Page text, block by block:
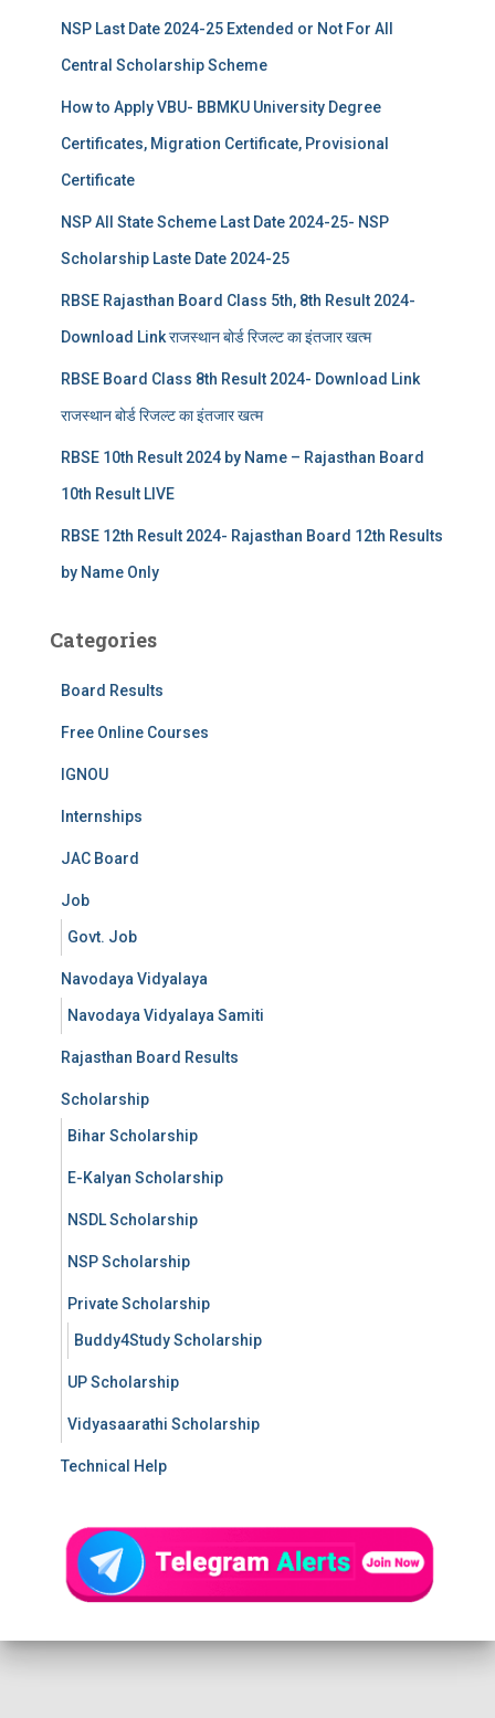
NSP Last Date 2024-25 Extended or Not For All
Central Scholarship Scheme
How to Apply VBU- BBMKU University Degree
Certificates, Migration Certificate, Provisional
Certificate
NSP All State Scheme Last Date 2024-25- NSP
Scholarship Laste Date 2024-25
RBSE Rajasthan Board Class 5th, 8th Result 2024-
Download Link राजस्थान बोर्ड रिजल्‍ट का इंतजार खत्‍म
RBSE Board Class 8th Result 2024- Download Link
राजस्थान बोर्ड रिजल्‍ट का इंतजार खत्‍म
RBSE 10th Result 2024 by Name – Rajasthan Board
10th Result LIVE
RBSE 12th Result 2024- Rajasthan Board 12th Results
by Name Only
Categories
Board Results
Free Online Courses
IGNOU
Internships
JAC Board
Job
Govt. Job
Navodaya Vidyalaya
Navodaya Vidyalaya Samiti
Rajasthan Board Results
Scholarship
Bihar Scholarship
E-Kalyan Scholarship
NSDL Scholarship
NSP Scholarship
Private Scholarship
Buddy4Study Scholarship
UP Scholarship
Vidyasaarathi Scholarship
Technical Help